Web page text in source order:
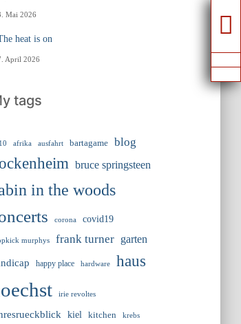
Mai 2026
heat is on
April 2026
tags
afrika ausfahrt bartagame blog
bruce springsteen
in the woods
corona covid19
murphys frank turner
garten
happy place hardware haus
irie revoltes
kiel kitchen krebs